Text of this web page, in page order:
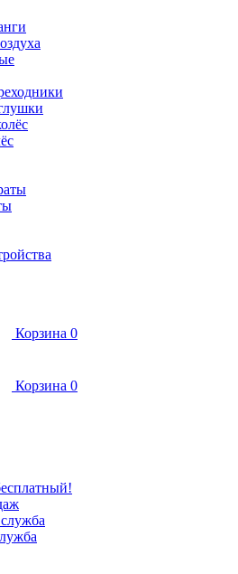
Корзина 0
Корзина 0